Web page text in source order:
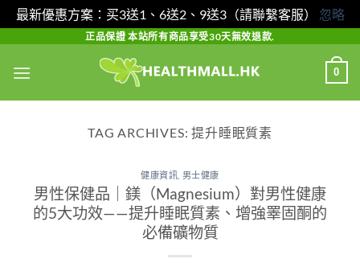
最新優惠方案：买3送1、6送2、9送3（請聯繫客服） 忽略
content
正品保證 本站所有商品享受30天無效退款.
0
TAG ARCHIVES:提升睡眠質素
健康資訊 男士健康
男性保健品｜鎂（Magnesium）對男性健康
的5大功效——提升睡眠質素、增強睪固酮的
必備礦物質